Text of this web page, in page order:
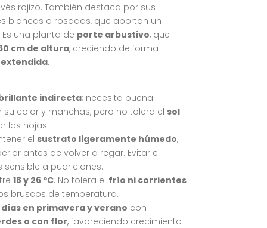
rojizo. También destaca por sus
blancas o rosadas, que aportan un
una planta de porte arbustivo, que
cm de altura, creciendo de forma
.
indirecta; necesita buena
color y manchas, pero no tolera el sol
las hojas.
el sustrato ligeramente húmedo,
antes de volver a regar. Evitar el
sensible a pudriciones.
18 y 26 ºC. No tolera el frío ni corrientes
bruscos de temperatura.
días en primavera y verano con
o con flor, favoreciendo crecimiento